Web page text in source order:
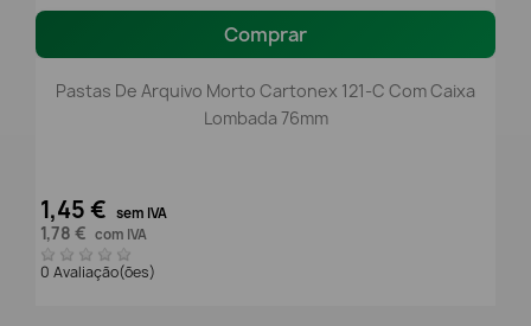
Comprar
Pastas De Arquivo Morto Cartonex 121-C Com Caixa
Lombada 76mm
1,45 € sem IVA
1,78 € com IVA
0 Avaliação(ões)